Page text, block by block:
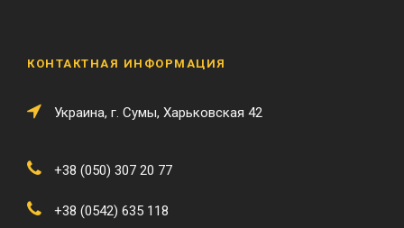
КОНТАКТНАЯ ИНФОРМАЦИЯ
Украина, г. Сумы, Харьковская 42
+38 (050) 307 20 77
+38 (0542) 635 118